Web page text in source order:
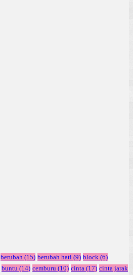
berubah (15) berubah hati (9) block (6)
buntu (14) cemburu (10) cinta (17) cinta jarak